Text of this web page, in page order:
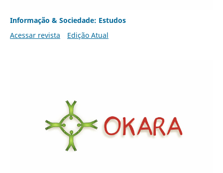
Informação & Sociedade: Estudos
Acessar revista
Edição Atual